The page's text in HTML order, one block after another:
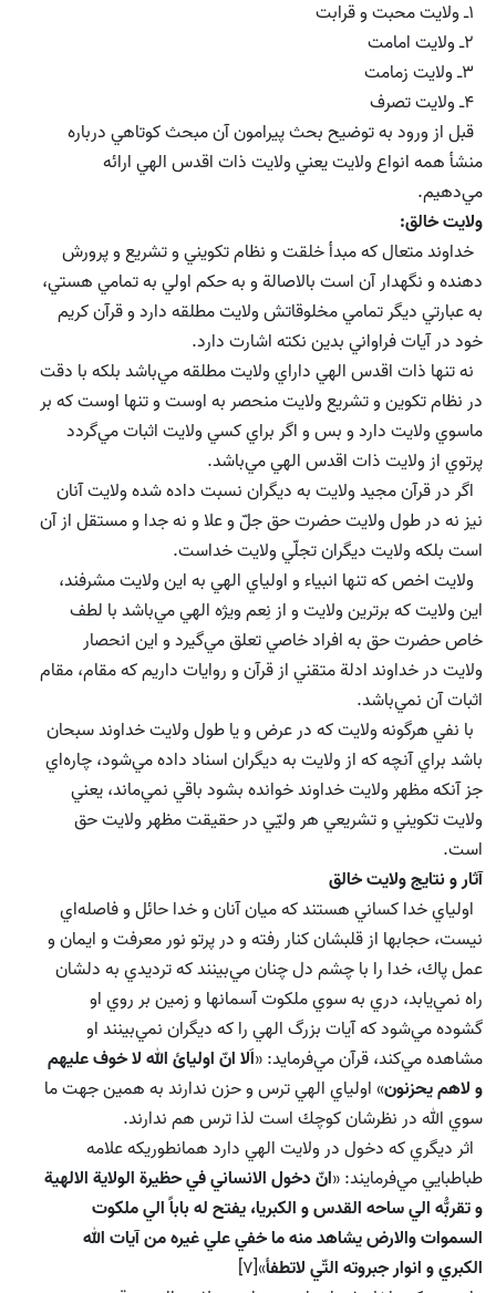
قبل از ورود به توضيح بحث پيرامون آن مبحث كوتاهي درباره
منشأ همه انواع ولايت يعني ولايت ذات اقدس الهي ارائه
مي‌دهيم.
ولايت خالق:
خداوند متعال كه مبدأ خلقت و نظام تكويني و تشريع و پرورش
دهنده و نگهدار آن است بالاصالة و به حكم اولي به تمامي هستي،‌
به عبارتي ديگر تمامي مخلوقاتش ولايت مطلقه دارد و قرآن كريم
خود در آيات فراواني بدين نكته اشارت دارد.
نه تنها ذات اقدس الهي داراي ولايت مطلقه مي‌باشد بلكه با دقت
در نظام تكوين و تشريع ولايت منحصر به اوست و تنها اوست كه بر
ماسوي ولايت دارد و بس و اگر براي كسي ولايت اثبات مي‌گردد
پرتوي از ولايت ذات اقدس الهي مي‌باشد.
اگر در قرآن مجيد ولايت به ديگران نسبت داده شده ولايت آنان
نيز نه در طول ولايت حضرت حق جلّ و علا و نه جدا و مستقل از آن
است بلكه ولايت ديگران تجلّي ولايت خداست.
ولايت اخص كه تنها انبياء و اولياي الهي به اين ولايت مشرفند،
اين ولايت كه برترين ولايت و از نِعم ويژه الهي مي‌باشد با لطف
خاص حضرت حق به افراد خاصي تعلق مي‌گيرد و اين انحصار
ولايت در خداوند ادلة متقني از قرآن و روايات داريم كه مقام، مقام
اثبات آن نمي‌باشد.
با نفي هرگونه ولايت كه در عرض و يا طول ولايت خداوند سبحان
باشد براي آنچه كه از ولايت به ديگران اسناد داده مي‌شود،‌ چاره‌اي
جز آنكه مظهر ولايت خداوند خوانده بشود باقي نمي‌ماند، يعني
ولايت تكويني و تشريعي هر وليّي در حقيقت مظهر ولايت حق
است.
آثار و نتايج ولايت خالق
اولياي خدا كساني هستند كه ميان آنان و خدا حائل و فاصله‌اي
نيست، حجابها از قلبشان كنار رفته و در پرتو نور معرفت و ايمان و
عمل پاك، خدا را با چشم دل چنان مي‌بينند كه ترديدي به دلشان
راه نمي‌يابد، دري به سوي ملكوت آسمانها و زمين بر روي او
گشوده مي‌شود كه آيات بزرگ الهي را كه ديگران نمي‌بينند او
مشاهده مي‌كند، قرآن مي‌فرمايد: «اَلا انّ اوليائ الله لا خوف عليهم
و لاهم يحزنون» اولياي الهي ترس و حزن ندارند به همين جهت ما
سوي الله در نظرشان كوچك است لذا ترس هم ندارند.
اثر ديگري كه دخول در ولايت الهي دارد همانطوريكه علامه
طباطبايي مي‌فرمايند: «انّ دخول الانساني في حظيرة الولاية الالهية
و تقربُّه الي ساحه القدس و الكبريا، يفتح له باباً الي ملكوت
السموات والارض يشاهد منه ما خفي علي غيره من آيات الله
الكبري و انوار جبروته التّي لاتطفأ»[7]